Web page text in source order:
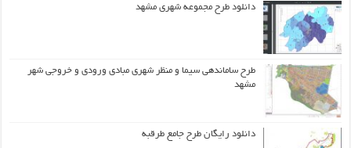
دانلود طرح مجموعه شهری مشهد
طرح ساماندهی سیما و منظر شهری مبادی ورودی و خروجی شهر
مشهد
دانلود رایگان طرح جامع طرقبه